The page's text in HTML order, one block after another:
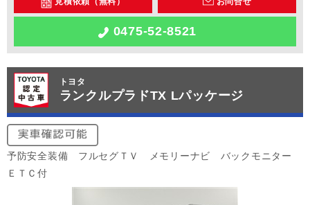
0475-52-8521
トヨタ
ランクルプラドTX Lパッケージ
予防安全装備 フルセグＴＶ メモリーナビ バックモニター
ＥＴＣ付